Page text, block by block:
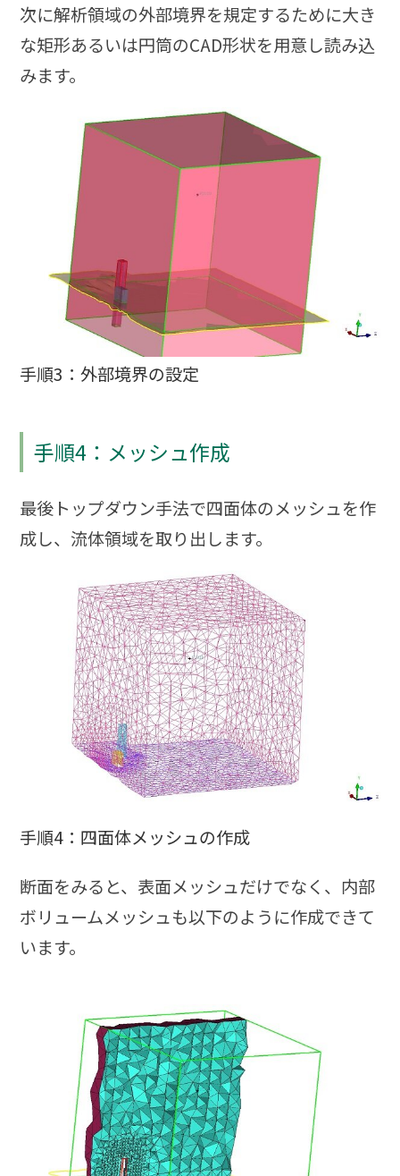
次に解析領域の外部境界を規定するために大き
な矩形あるいは円筒のCAD形状を用意し読み込
みます。
手順3：外部境界の設定
手順4：メッシュ作成
最後トップダウン手法で四面体のメッシュを作
成し、流体領域を取り出します。
手順4：四面体メッシュの作成
断面をみると、表面メッシュだけでなく、内部
ボリュームメッシュも以下のように作成できて
います。